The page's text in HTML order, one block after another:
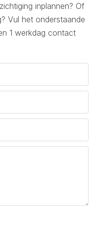
inplannen? Of
Vul het onderstaande
1 werkdag contact